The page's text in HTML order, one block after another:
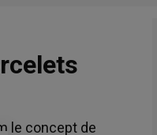
le concept de